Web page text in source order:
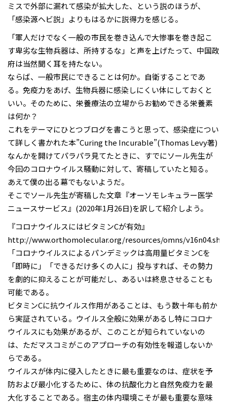
ミスで外部に漏れて感染が拡大した、という説のほうが、
「感染源ヘビ説」よりもはるかに説得力を感じる。
「軍人だけでなく一般の市民を巻き込んで大惨事を巻き起こ
す卑劣な生物兵器は、所持するな」と声を上げたって、中国政
府は当然聞く耳を持たない。
ならば、一般市民にできることは何か。自衛することであ
る。免疫力をあげ、生物兵器に感染しにくい体にしておくと
いい。そのために、栄養療法の立場からお勧めできる栄養素
は何か？
これをテーマにひとつブログを書こうと思って、感染症につい
て詳しく書かれた本”Curing the Incurable”(Thomas Levy著)
なんかを開けてパラパラ見てたときに、すでにソール先生が
今回のコロナウイルス騒動に対して、寄稿していたと知る。
あえて僕の出る幕でもないようだ。
そこでソール先生が寄稿した文章『オーソモレキュラー医学
ニュースサービス』(2020年1月26日)を訳して紹介しよう。
『コロナウイルスにはビタミンCが有効』
http://www.orthomolecular.org/resources/omns/
「コロナウイルスによるパンデミックは高用量ビタミンCを
「即時に」「できるだけ多くの人に」投与すれば、その勢力
を劇的に抑えることが可能だし、あるいは終息させることも
可能である。
ビタミンCに抗ウイルス作用があることは、もう数十年も前か
ら実証されている。ウイルス全般に効果があるし特にコロナ
ウイルスにも効果があるが、このことが知られていないの
は、ただマスコミがこのアプローチの有効性を報道しないか
らである。
ウイルスが体内に侵入したときに最も重要なのは、症状を予
防および最小化するために、体の抗酸化力と自然免疫力を最
大化することである。宿主の体内環境こそが最も重要な意味